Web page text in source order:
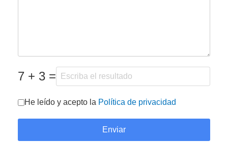
7 + 3 =
He leído y acepto la Política de privacidad
Enviar